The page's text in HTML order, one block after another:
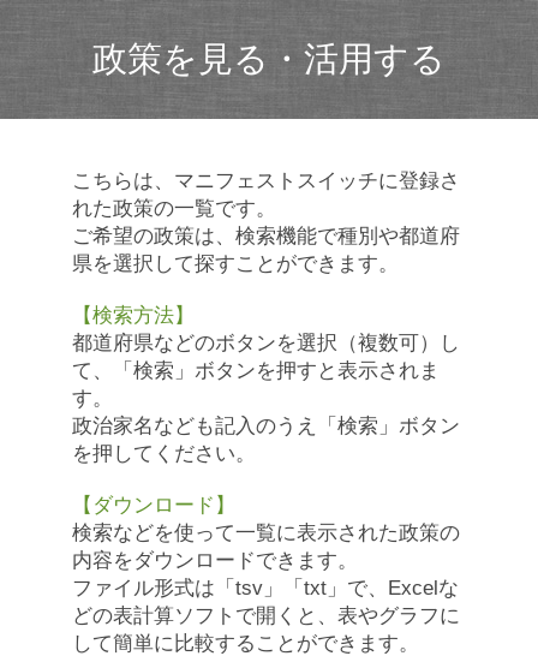
政策を見る・活用する
こちらは、マニフェストスイッチに登録さ
れた政策の一覧です。
ご希望の政策は、検索機能で種別や都道府
県を選択して探すことができます。
【検索方法】
都道府県などのボタンを選択（複数可）し
て、「検索」ボタンを押すと表示されま
す。
政治家名なども記入のうえ「検索」ボタン
を押してください。
【ダウンロード】
検索などを使って一覧に表示された政策の
内容をダウンロードできます。
ファイル形式は「tsv」「txt」で、Excelな
どの表計算ソフトで開くと、表やグラフに
して簡単に比較することができます。